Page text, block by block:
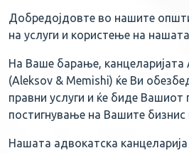
Добредојдовте во нашите
на услуги и користење на
На Ваше барање,
(Aleksov & Memishi) ќе Ви
правни услуги и ќе биде Вашиот
постигнување на Вашите бизнис
Нашата адвокатска